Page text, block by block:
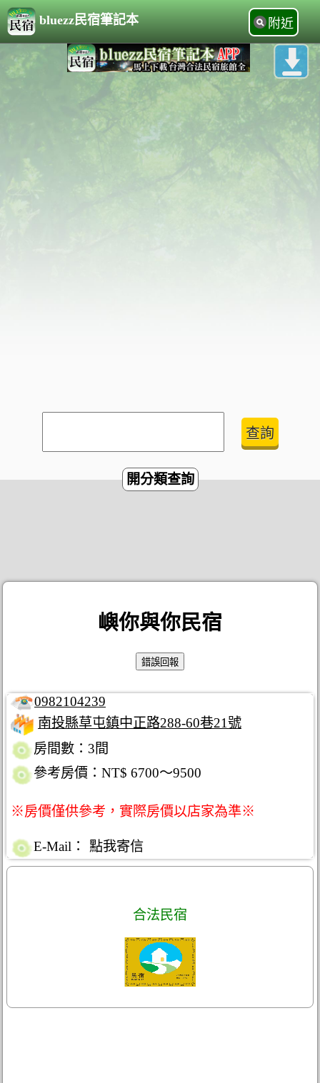
bluezz民宿筆記本 附近
開分類查詢
嶼你與你民宿
0982104239
南投縣草屯鎮中正路288-60巷21號
房間數：3間
參考房價：NT$ 6700～9500
※房價僅供參考，實際房價以店家為準※
E-Mail： 點我寄信
合法民宿